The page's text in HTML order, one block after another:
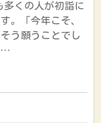
多くの人が初詣に
。「今年こそ、
う願うことでし
…